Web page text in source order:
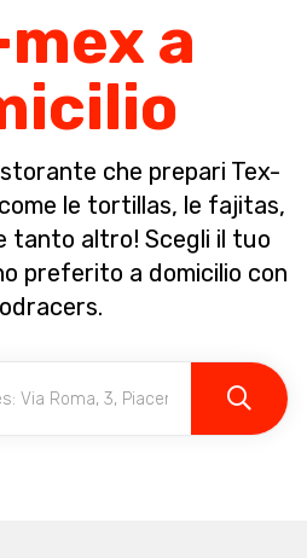
a
che prepari Tex-
le tortillas, le fajitas,
tanto altro! Scegli il tuo
preferito a domicilio con